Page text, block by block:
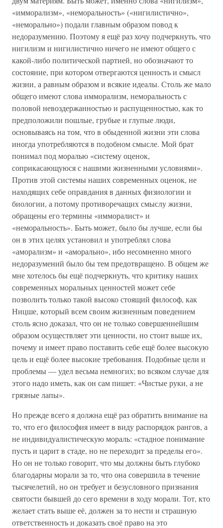
«имморализм», «неморальность» («нигилистично»,
«неморально») подали главным образом повод к
недоразумению. Поэтому я ещё раз хочу подчеркнуть, что
нигилизм и нигилистично ничего не имеют общего с
какой-либо политической партией, но обозначают то
состояние, при котором отвергаются ценность и смысл
жизни, а равным образом и всякие идеалы. Столь же мало
общего имеют слова имморализм, неморальность с
половой невоздержанностью и распущенностью, как то
предположили пошлые, грубые и глупые люди,
основываясь на том, что в обыденной жизни эти слова
иногда употребляются в подобном смысле. Мой брат
понимал под моралью «систему оценок,
соприкасающуюся с нашими жизненными условиями».
Против этой системы наших современных оценок, не
находящих себе оправдания в данных физиологии и
биологии, а потому противоречащих смыслу жизни,
обращены его термины «имморалист» и
«неморальность». Быть может, было бы лучше, если бы
он в этих целях установил и употреблял слова
«аморализм» и «аморально», ибо несомненно много
недоразумений было бы тем предотвращено. В общем же
мне хотелось бы ещё подчеркнуть, что критику наших
современных моральных ценностей может себе
позволить только такой высоко стоящий философ, как
Ницше, который всем своим жизненным поведением
столь ясно доказал, что он не только совершеннейшим
образом осуществляет эти ценности, но стоит выше их,
почему и имеет право поставить себе ещё более высокую
цель и ещё более высокие требования. Подобные цели и
проблемы — удел весьма немногих; во всяком случае для
этого надо иметь, как он сам пишет: «Чистые руки, а не
грязные лапы».
Но прежде всего я должна ещё раз обратить внимание на
то, что его философия имеет в виду распорядок рангов, а
не индивидуалистическую мораль: «стадное понимание
пусть и царит в стаде, но не переходит за пределы его».
Но он не только говорит, что мы должны быть глубоко
благодарны морали за то, что она совершила в течение
тысячелетий, но он требует и безусловного признания
святости бывшей до сего времени в ходу морали. Тот, кто
желает стать выше её, должен за то нести и страшную
ответственность и доказать своё право на это